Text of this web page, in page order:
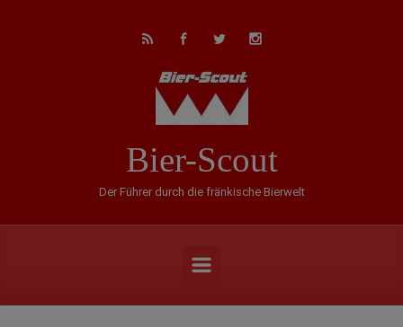
Bier-Scout
Der Führer durch die fränkische Bierwelt